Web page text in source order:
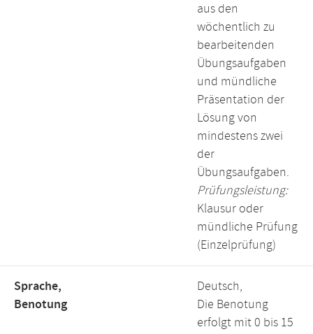
aus den
wöchentlich zu
bearbeitenden
Übungsaufgaben
und mündliche
Präsentation der
Lösung von
mindestens zwei
der
Übungsaufgaben.
Prüfungsleistung:
Klausur oder
mündliche Prüfung
(Einzelprüfung)
Sprache,
Benotung
Deutsch,
Die Benotung
erfolgt mit 0 bis 15